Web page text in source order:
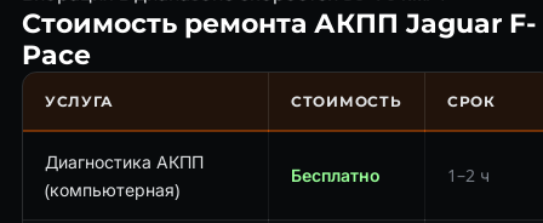
Стоимость ремонта АКПП Jaguar F-
Pace
УСЛУГА СТОИМОСТЬ СРОК
Диагностика АКПП
(компьютерная)
Бесплатно 1–2 ч